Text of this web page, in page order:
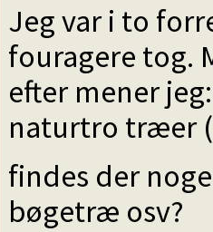
Jeg var i to
fouragere tog.
efter mener
naturtro træer
findes der
bøgetræ osv?